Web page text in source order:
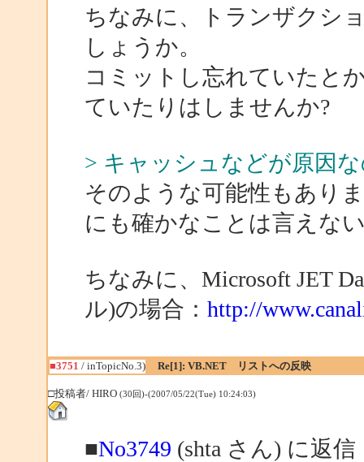
ちなみに、トランザクシ
しょうか。
コミットし忘れていたと
ていたりはしませんか?
> キャッシュなどが原因
そのような可能性もあり
にも確かなことは言えな
ちなみに、Microsoft JET
ル)の場合： http://
■3751 / inTopicNo.3) Re[1]: VB.NET リストへの反映
□投稿者/ HIRO (30回)-(2007/05/22(Tue) 10:24:03)
■No3749 (shta さん) に返信